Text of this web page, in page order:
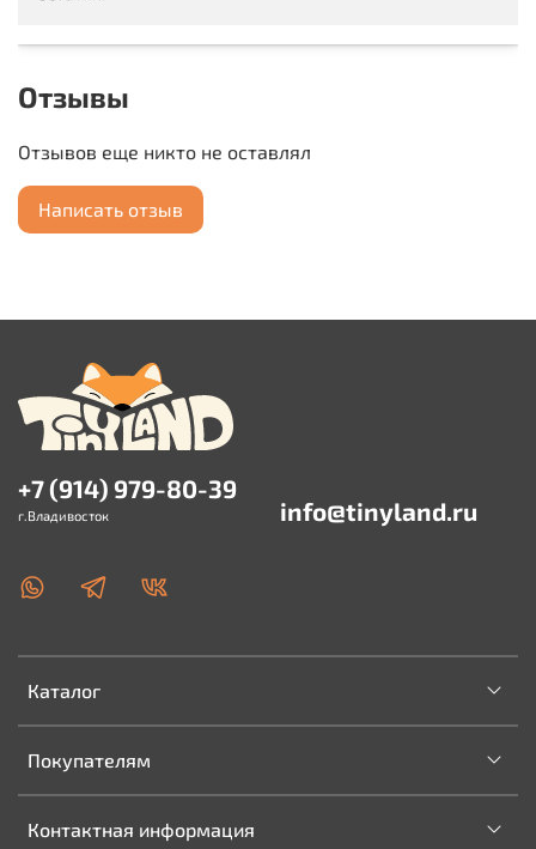
Отзывы
Отзывов еще никто не оставлял
Написать отзыв
Каталог
Покупателям
Контактная информация
+7 (914) 979-80-39
г.Владивосток info@tinyland.ru